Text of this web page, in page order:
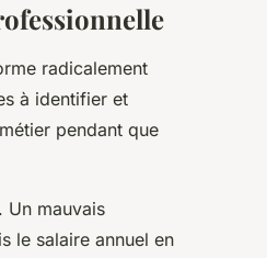
radicalement
à identifier et
pendant que
Un mauvais
le salaire annuel en